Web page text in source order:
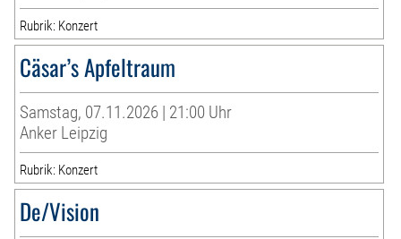
Rubrik: Konzert
Cäsar’s Apfeltraum
Samstag, 07.11.2026 | 21:00 Uhr
Anker Leipzig
Rubrik: Konzert
De/Vision